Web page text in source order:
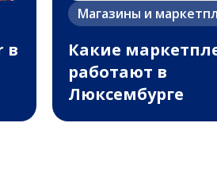
в
Магазины и
Какие
работают в
Люксембурге